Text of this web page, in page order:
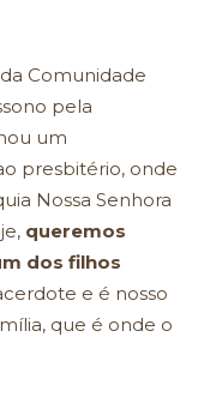
Comunidade
pela
um
presbitério, onde
Nossa Senhora
queremos
dos filhos
e é nosso
que é onde o